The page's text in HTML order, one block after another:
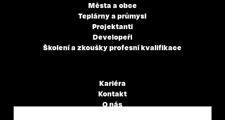
Města a obce
Teplárny a průmysl
Projektanti
Developeři
Školení a zkoušky profesní kvalifikace
Kariéra
Kontakt
O nás